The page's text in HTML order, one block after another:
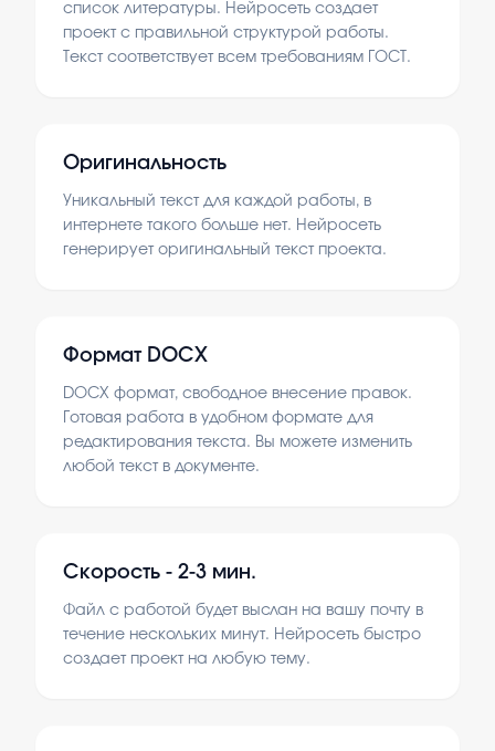
список литературы. Нейросеть создает
проект с правильной структурой работы.
Текст соответствует всем требованиям ГОСТ.
Оригинальность
Уникальный текст для каждой работы, в
интернете такого больше нет. Нейросеть
генерирует оригинальный текст проекта.
Формат DOCX
DOCX формат, свободное внесение правок.
Готовая работа в удобном формате для
редактирования текста. Вы можете изменить
любой текст в документе.
Скорость - 2-3 мин.
Файл с работой будет выслан на вашу почту в
течение нескольких минут. Нейросеть быстро
создает проект на любую тему.